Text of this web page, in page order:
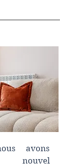
avons
nouvel